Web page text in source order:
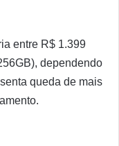
entre R$ 1.399
dependendo
queda de mais